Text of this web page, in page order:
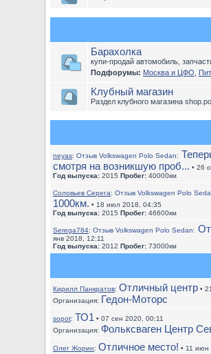
Барахолка
купи-продай автомобиль,
Подфорумы: Москва и ЦФО
Клубный магазин
Раздел клубного магазина
neyas: Отзыв Volkswagen Polo Sedan:
смотря на возникшую проб... • 26
Год выпуска: 2015 Пробег: 40000км
Соловьев Серега: Отзыв Volkswagen Polo
1000км. • 18 июл 2018, 04:35
Год выпуска: 2015 Пробег: 46600км
Serega784: Отзыв Volkswagen Polo Sedan:
янв 2018, 12:11
Год выпуска: 2012 Пробег: 73000км
Кирилл Панкратов: Отличный центр •
Организация: Гедон-Моторс
sopot: ТО1 • 07 сен 2020, 00:11
Организация: Фольксваген Центр
Олег Жорин: Отличное место! • 11 июн